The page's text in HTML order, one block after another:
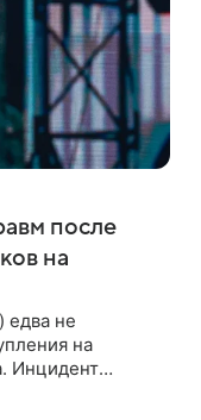
после
на
едва не
на
Инцидент